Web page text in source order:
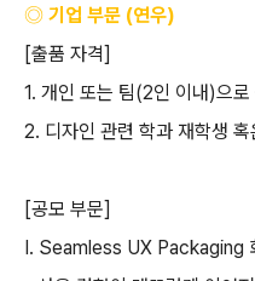
◎ 기업 부문 (연우)
[출품 자격]
1. 개인 또는 팀(2인 이내)으로
2. 디자인 관련 학과 재학생 혹
[공모 부문]
I. Seamless UX Packaging